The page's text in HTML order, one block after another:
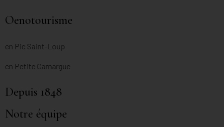
Oenotourisme
en Pic Saint-Loup
en Petite Camargue
Depuis 1848
Notre équipe